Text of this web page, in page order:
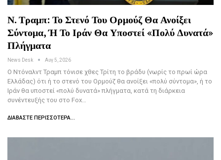
Ν. Τραμπ: Το Στενό Του Ορμούζ Θα Ανοίξει
Σύντομα, Ή Το Ιράν Θα Υποστεί «πολύ Δυνατά»
Πλήγματα
News Desk Αυγ 5, 2026
Ο Ντόναλντ Τραμπ τόνισε χθες Τρίτη το βράδυ (νωρίς το πρωί ώρα
Ελλάδας) ότι ή το στενό του Ορμούζ θα ανοίξει «πολύ σύντομα», ή το
Ιράν θα υποστεί «πολύ δυνατά» πλήγματα, κατά τη διάρκεια
συνέντευξής του στο Fox…
ΔΙΑΒΆΣΤΕ ΠΕΡΙΣΣΌΤΕΡΑ...